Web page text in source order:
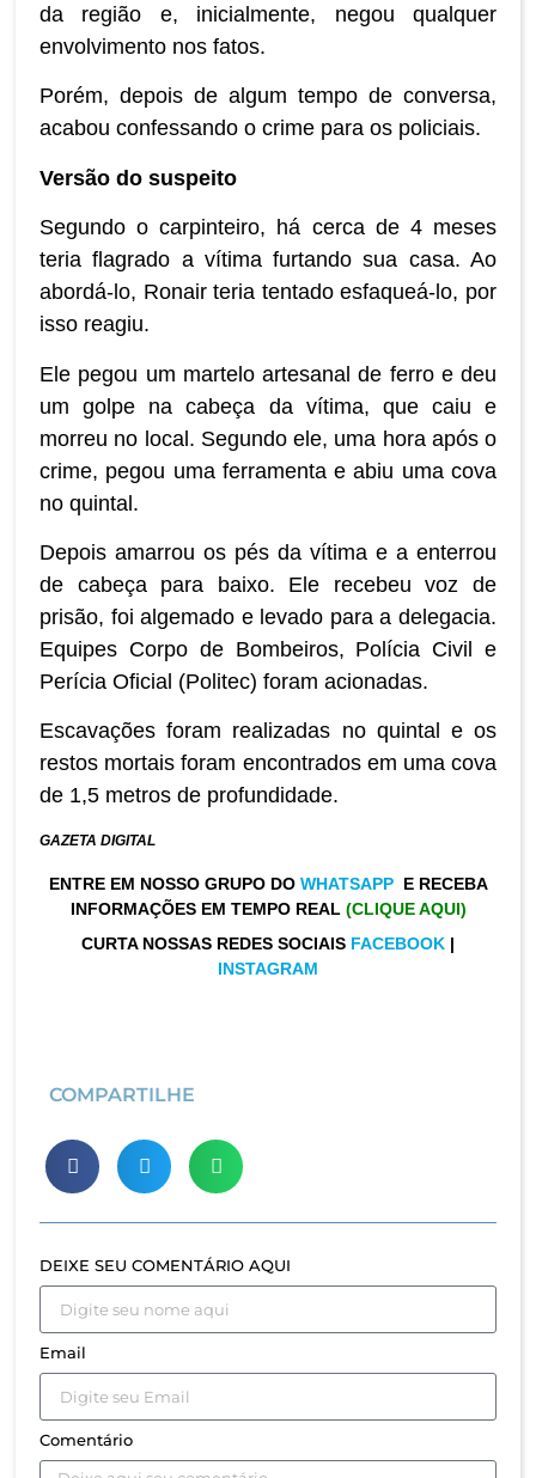
da região e, inicialmente, negou qualquer
envolvimento nos fatos.
Porém, depois de algum tempo de conversa,
acabou confessando o crime para os policiais.
Versão do suspeito
Segundo o carpinteiro, há cerca de 4 meses
teria flagrado a vítima furtando sua casa. Ao
abordá-lo, Ronair teria tentado esfaqueá-lo, por
isso reagiu.
Ele pegou um martelo artesanal de ferro e deu
um golpe na cabeça da vítima, que caiu e
morreu no local. Segundo ele, uma hora após o
crime, pegou uma ferramenta e abiu uma cova
no quintal.
Depois amarrou os pés da vítima e a enterrou
de cabeça para baixo. Ele recebeu voz de
prisão, foi algemado e levado para a delegacia.
Equipes Corpo de Bombeiros, Polícia Civil e
Perícia Oficial (Politec) foram acionadas.
Escavações foram realizadas no quintal e os
restos mortais foram encontrados em uma cova
de 1,5 metros de profundidade.
GAZETA DIGITAL
ENTRE EM NOSSO GRUPO DO WHATSAPP E RECEBA
INFORMAÇÕES EM TEMPO REAL (CLIQUE AQUI)
CURTA NOSSAS REDES SOCIAIS FACEBOOK |
INSTAGRAM
COMPARTILHE
DEIXE SEU COMENTÁRIO AQUI
Email
Comentário